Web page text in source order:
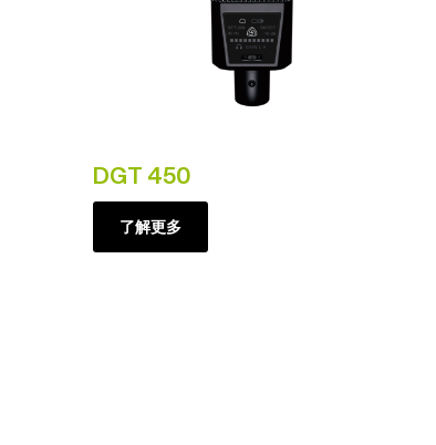
DGT 450
了解更多